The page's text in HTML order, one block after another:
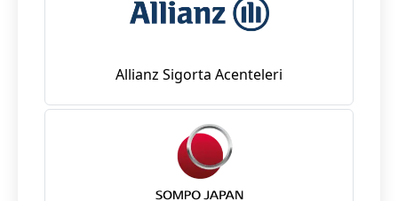
Allianz Sigorta Acenteleri